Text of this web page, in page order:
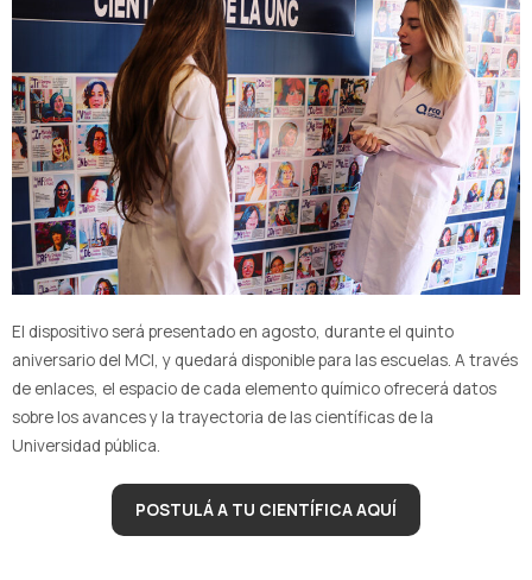
El dispositivo será presentado en agosto, durante el quinto
aniversario del MCI, y quedará disponible para las escuelas. A través
de enlaces, el espacio de cada elemento químico ofrecerá datos
sobre los avances y la trayectoria de las científicas de la
Universidad pública.
POSTULÁ A TU CIENTÍFICA AQUÍ